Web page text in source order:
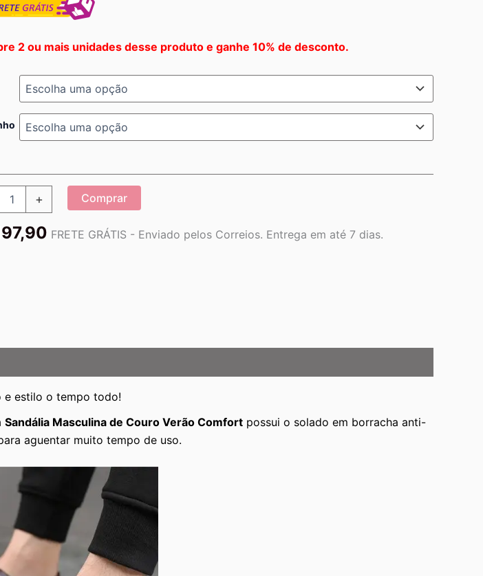
2 ou mais unidades desse produto e ganhe 10% de desconto.
+ Comprar
FRETE GRÁTIS - Enviado pelos Correios. Entrega em até 7 dias.
e estilo o tempo todo!
Sandália Masculina de Couro Verão Comfort possui o solado em borracha anti-
aguentar muito tempo de uso.